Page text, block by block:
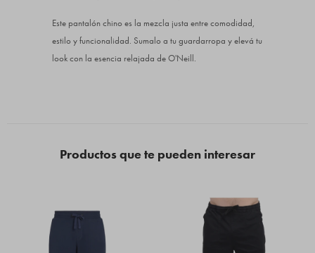
Este pantalón chino es la mezcla justa entre comodidad,
estilo y funcionalidad. Sumalo a tu guardarropa y elevá tu
look con la esencia relajada de O'Neill.
Productos que te pueden interesar